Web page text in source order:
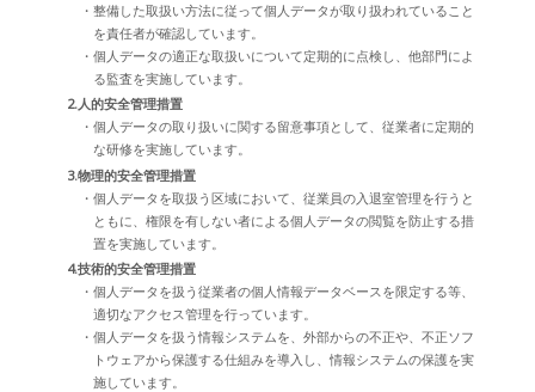
・整備した取扱い方法に従って個人データが取り扱われていること
を責任者が確認しています。
・個人データの適正な取扱いについて定期的に点検し、他部門によ
る監査を実施しています。
2.人的安全管理措置
・個人データの取り扱いに関する留意事項として、従業者に定期的
な研修を実施しています。
3.物理的安全管理措置
・個人データを取扱う区域において、従業員の入退室管理を行うと
ともに、権限を有しない者による個人データの閲覧を防止する措
置を実施しています。
4.技術的安全管理措置
・個人データを扱う従業者の個人情報データベースを限定する等、
適切なアクセス管理を行っています。
・個人データを扱う情報システムを、外部からの不正や、不正ソフ
トウェアから保護する仕組みを導入し、情報システムの保護を実
施しています。